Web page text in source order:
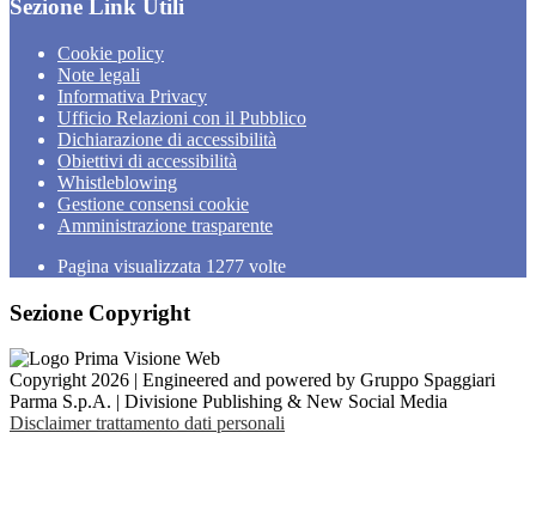
Sezione Link Utili
Cookie policy
Note legali
Informativa Privacy
Ufficio Relazioni con il Pubblico
Dichiarazione di accessibilità
Obiettivi di accessibilità
Whistleblowing
Gestione consensi cookie
Amministrazione trasparente
Pagina visualizzata 1277 volte
Sezione Copyright
Copyright 2026 | Engineered and powered by Gruppo Spaggiari
Parma S.p.A. | Divisione Publishing & New Social Media
Disclaimer trattamento dati personali